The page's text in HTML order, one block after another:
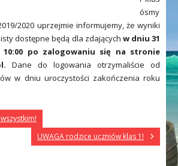
ósmy
2020 uprzejmie informujemy, że wyniki
dostępne będą dla zdających w dniu 31
po zalogowaniu się na stronie
Dane do logowania otrzymaliście od
w dniu uroczystości zakończenia roku
UWAGA rodzice uczniów klas 1!